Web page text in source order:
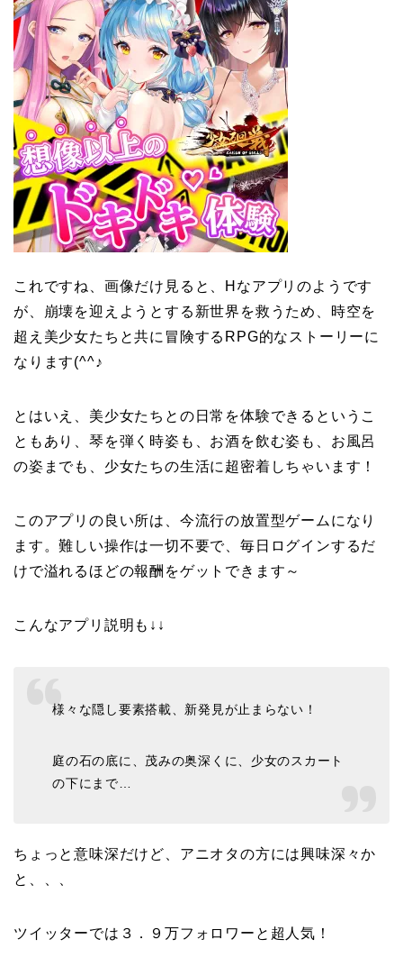
これですね、画像だけ見ると、Hなアプリのようです
が、崩壊を迎えようとする新世界を救うため、時空を
超え美少女たちと共に冒険するRPG的なストーリーに
なります(^^♪
とはいえ、美少女たちとの日常を体験できるというこ
ともあり、琴を弾く時姿も、お酒を飲む姿も、お風呂
の姿までも、少女たちの生活に超密着しちゃいます！
このアプリの良い所は、今流行の放置型ゲームになり
ます。難しい操作は一切不要で、毎日ログインするだ
けで溢れるほどの報酬をゲットできます～
こんなアプリ説明も↓↓
様々な隠し要素搭載、新発見が止まらない！
庭の石の底に、茂みの奥深くに、少女のスカート
の下にまで…
ちょっと意味深だけど、アニオタの方には興味深々か
と、、、
ツイッターでは３．９万フォロワーと超人気！